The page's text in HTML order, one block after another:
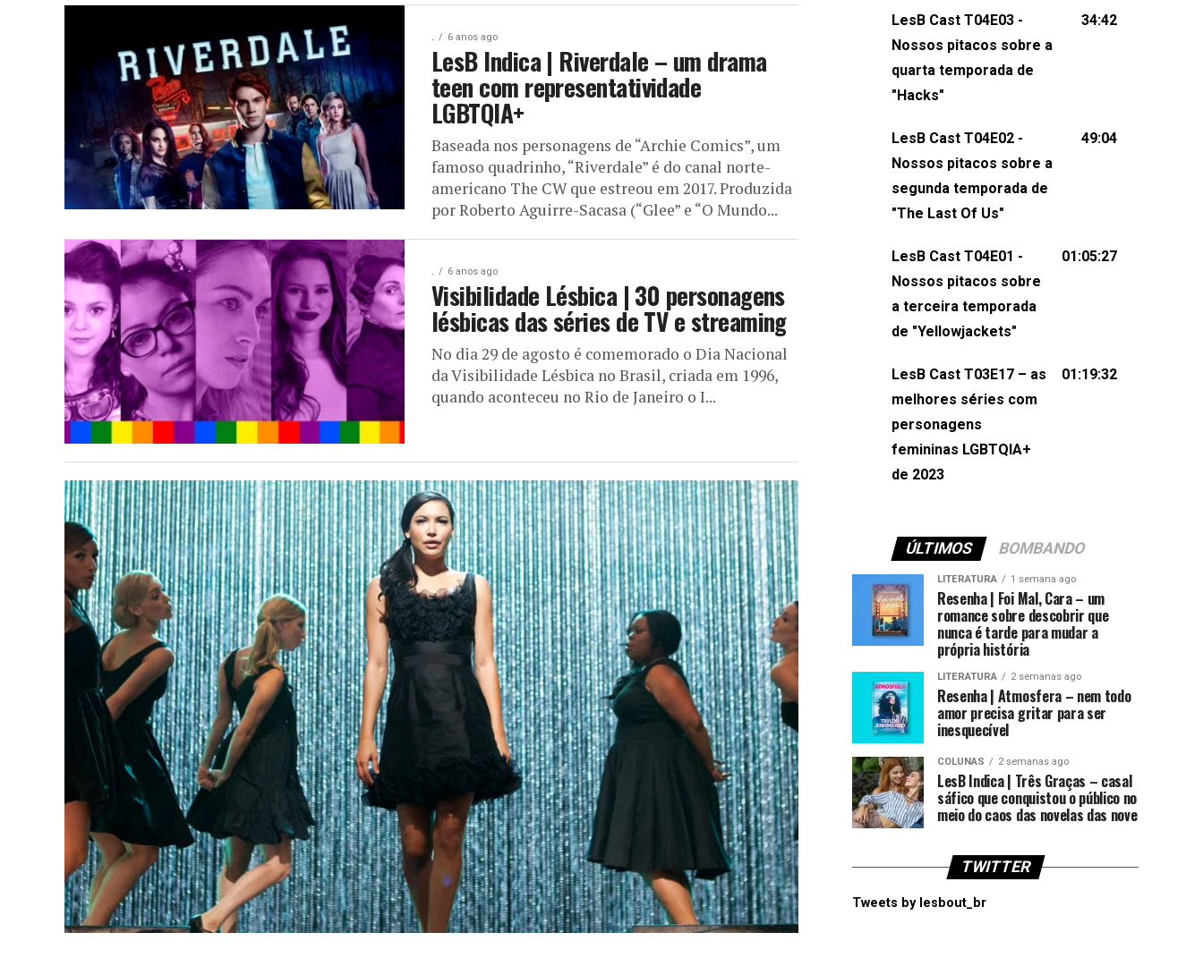
. 6 anos ago
LesB Indica | Riverdale – um drama
teen com representatividade
LGBTQIA+
Baseada nos personagens de “Archie Comics”, um
famoso quadrinho, “Riverdale” é do canal norte-
americano The CW que estreou em 2017. Produzida
por Roberto Aguirre-Sacasa (“Glee” e “O Mundo...
. 6 anos ago
Visibilidade Lésbica | 30 personagens
lésbicas das séries de TV e streaming
No dia 29 de agosto é comemorado o Dia Nacional
da Visibilidade Lésbica no Brasil, criada em 1996,
quando aconteceu no Rio de Janeiro o I...
pensar (e rir) sobre amor sáfico!Você
também pode participar dessa
conversa mandando sugestões de
pauta, comentários, perguntas ou
e-mail para podcast@lesbout.com.br. E
não esqueça de visitar nosso site e
sociais:Twitter: ⁠⁠⁠⁠@lesbout_br⁠⁠⁠⁠ Instagram:
do LesB Cast:Apresentação de
Karolen Passos
(⁠⁠⁠⁠⁠⁠@KarolenPassos⁠⁠⁠⁠⁠⁠)Participação de
Pollyelly FlorêncioEdição de Naiady
Machado
LesB Cast T04E03 -
Nossos pitacos sobre a
quarta temporada de
"Hacks"
34:42
LesB Cast T04E02 -
Nossos pitacos sobre a
segunda temporada de
"The Last Of Us"
49:04
LesB Cast T04E01 -
Nossos pitacos sobre
a terceira temporada
de "Yellowjackets"
01:05:27
LesB Cast T03E17 – as
melhores séries com
personagens
femininas LGBTQIA+
de 2023
01:19:32
ÚLTIMOS BOMBANDO
LITERATURA 1 semana ago
Resenha | Foi Mal, Cara – um
romance sobre descobrir que
nunca é tarde para mudar a
própria história
LITERATURA 2 semanas ago
Resenha | Atmosfera – nem todo
amor precisa gritar para ser
inesquecível
COLUNAS 2 semanas ago
LesB Indica | Três Graças – casal
sáfico que conquistou o público no
meio do caos das novelas das nove
TWITTER
Tweets by lesbout_br